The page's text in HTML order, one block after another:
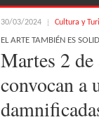
30/03/2024 Cultura y
EL ARTE TAMBIÉN ES
Martes 2
convocan a